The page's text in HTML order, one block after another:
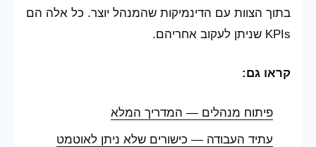
בתוך הצוות עם הדינמיקות שהמנהל יוצר. כל אלה הם
KPIs שניתן לעקוב אחריהם.
קראו גם:
פיתוח מנהלים — המדריך המלא
עתיד העבודה — כישורים שלא ניתן לאוטמט